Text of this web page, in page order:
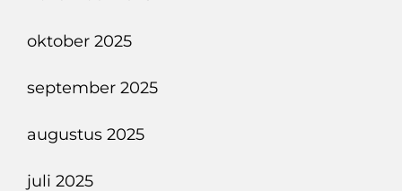
oktober 2025
september 2025
augustus 2025
juli 2025